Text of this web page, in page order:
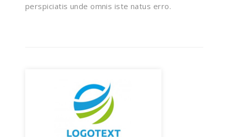
perspiciatis unde omnis iste natus erro.